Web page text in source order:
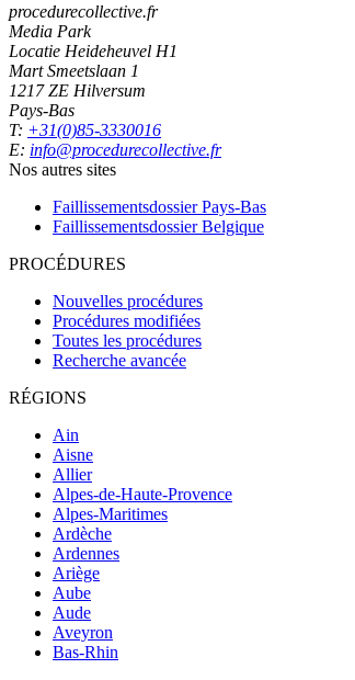
procedurecollective.fr
Media Park
Locatie Heideheuvel H1
Mart Smeetslaan 1
1217 ZE Hilversum
Pays-Bas
T: +31(0)85-3330016
E: info@procedurecollective.fr
Nos autres sites
Faillissementsdossier Pays-Bas
Faillissementsdossier Belgique
PROCÉDURES
Nouvelles procédures
Procédures modifiées
Toutes les procédures
Recherche avancée
RÉGIONS
Ain
Aisne
Allier
Alpes-de-Haute-Provence
Alpes-Maritimes
Ardèche
Ardennes
Ariège
Aube
Aude
Aveyron
Bas-Rhin